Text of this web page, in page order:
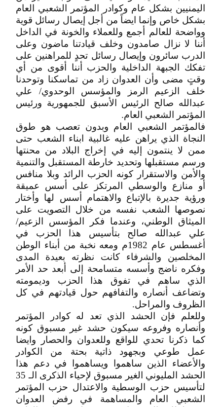
اليمنيين بشكل عام وكوادر المؤتمر الشعبي العام
بشكل خاص وإنما ايضاً من أجل إيصال رسائل قوية
وواضحة للعالم أجمع وللعملاء والخونة في الداخل
أننا لا نزال صامدون وخلف قيادتنا ماضون وعلى
الدرب سائرون وإيصال رسائل تحدٍ للمراهنين على
تفكك الجبهة الداخلية والحزب أننا أقوى من أي
وقتٍ مضى وأن العدوان زاد من تماسكنا وتوحدنا
خلف الزعيم الرمز والمؤسس الوحدوي/ علي
عبدالله صالح الرئيس الأسبق للجمهورية ورئيس
المؤتمر الشعبي العام.
فالمؤتمر الشعبي العام وبدون تعصب هو طوق
النجاة الذي يراهن عليه غالبية ابناء الشعب حتى
ممن لا ينتمون إليه في إخراج البلاد من محنتها
ورسم مستقبلها وتحديد خارطة المستقبل والتنمية
والأمن والاستقرار كونه الحزب الرائد وبلا منافس
أو منازع والوسطي المرتكز على أسس عميقة
ورؤية جديرة بالإتباع والاهتمام أسس لها وأختار
نصوصها الشعب نفسه من خلال التصويت على
الميثاق الوطني، وعندما فكر المؤسس الزعيم/
علي عبدالله صالح بتأسيس هذا الحزب في
أغسطس عام 1982م ومعه نخبة من أبناء الوطن
المخلصين والشرفاء كانت نظرته بعيدة المدى
وفكره ناضج وأسسه متسامحة إلى أبعد حد الأمر
الذي ساهم في تفوق هذا الحزب وديمومته
وتضاعف أنصاره والتفافهم حول قيادتهم في كل
الظروف والمراحل.
وللعلم فإن الحشد الذي تعد له كوادر المؤتمر
وأنصاره وفروعه سيكون حشد غير مسبوق كونه
كما ذكرنا تحدي للواقع وللعدوان والحصار وايضا
عمل طوعي وبجهود ذاتية بحتة من الكوادر
والأعضاء الذين ساهموا ويساهموا في دعم هذا
الحشد المليوني الغير مسبوق لإحياء الذكرى الـ 35
لتأسيس حزب الوسطية والاعتدال حزب المؤتمر
الشعبي العام والمساهمة في رفض العدوان